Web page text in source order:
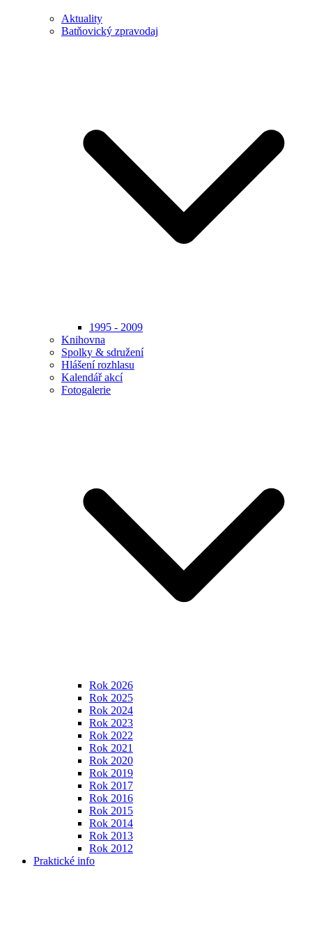
Aktuality
Batňovický zpravodaj
1995 - 2009
Knihovna
Spolky & sdružení
Hlášení rozhlasu
Kalendář akcí
Fotogalerie
Rok 2026
Rok 2025
Rok 2024
Rok 2023
Rok 2022
Rok 2021
Rok 2020
Rok 2019
Rok 2017
Rok 2016
Rok 2015
Rok 2014
Rok 2013
Rok 2012
Praktické info